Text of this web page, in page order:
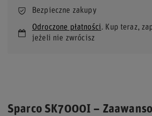
Bezpieczne zakupy
Odroczone płatności. Kup teraz,
jeżeli nie zwrócisz
Sparco SK7000I –